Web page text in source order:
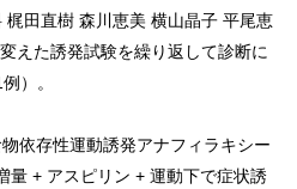
田直樹 森川恵美 横山晶子 平尾恵
えた誘発試験を繰り返して診断に
）。
依存性運動誘発アナフィラキシー
量 + アスピリン + 運動下で症状誘